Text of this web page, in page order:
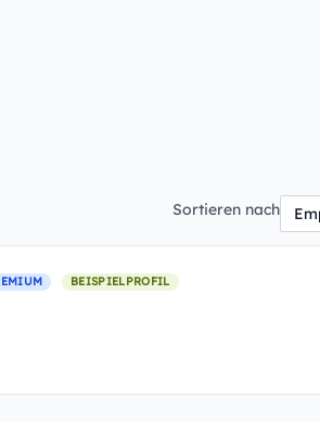
Sortieren nach
BEISPIELPROFIL